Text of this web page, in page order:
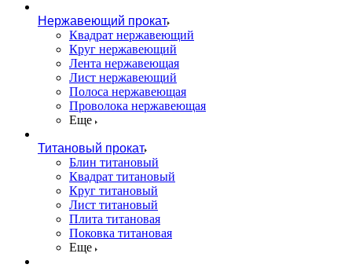
Нержавеющий прокат
Квадрат нержавеющий
Круг нержавеющий
Лента нержавеющая
Лист нержавеющий
Полоса нержавеющая
Проволока нержавеющая
Еще
Титановый прокат
Блин титановый
Квадрат титановый
Круг титановый
Лист титановый
Плита титановая
Поковка титановая
Еще